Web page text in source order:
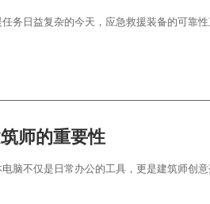
务日益复杂的今天，应急救援装备的可靠
师的重要性
脑不仅是日常办公的工具，更是建筑师创